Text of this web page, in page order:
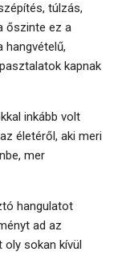
túlzás,
őszinte ez a
hangvételű,
kapnak
inkább volt
életéről, aki meri
mer
hangulatot
ad az
oly sokan kívül